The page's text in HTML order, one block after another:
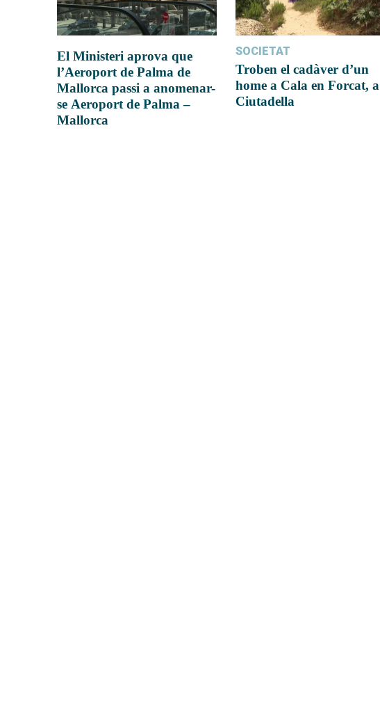
El Ministeri aprova que
l’Aeroport de Palma de
Mallorca passi a anomenar-
se Aeroport de Palma –
Mallorca
SOCIETAT
Troben el cadàver d’un
home a Cala en Forcat, a
Ciutadella